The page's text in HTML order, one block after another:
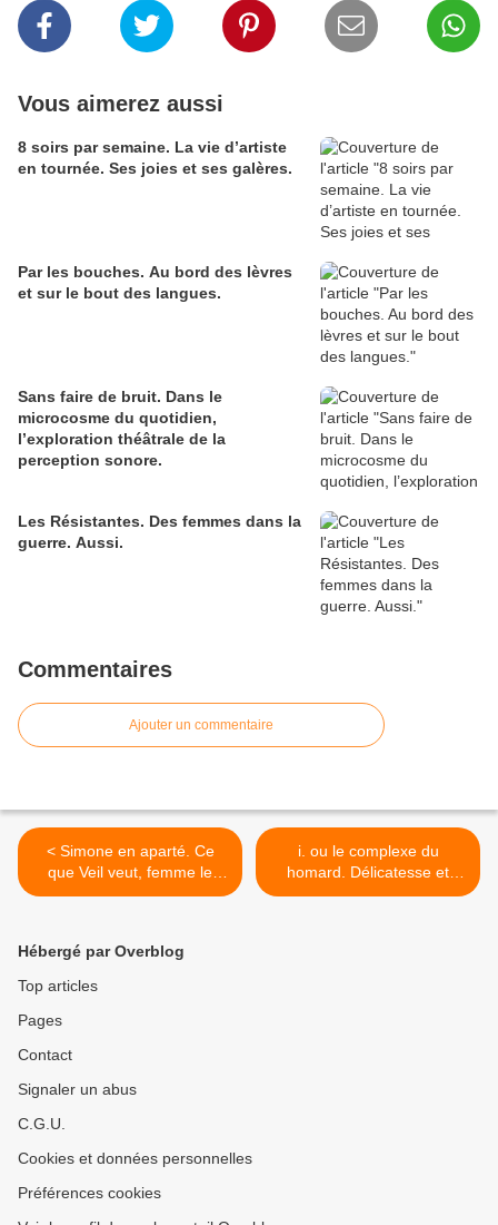
Vous aimerez aussi
8 soirs par semaine. La vie d’artiste
en tournée. Ses joies et ses galères.
Par les bouches. Au bord des lèvres
et sur le bout des langues.
Sans faire de bruit. Dans le
microcosme du quotidien,
l’exploration théâtrale de la
perception sonore.
Les Résistantes. Des femmes dans la
guerre. Aussi.
Commentaires
Ajouter un commentaire
< Simone en aparté. Ce
que Veil veut, femme le
veut…
i. ou le complexe du
homard. Délicatesse et
sensibilité pour parler de la
Hébergé par Overblog
Top articles
Pages
Contact
Signaler un abus
C.G.U.
Cookies et données personnelles
Préférences cookies